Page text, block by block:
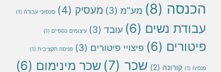
הכנסה (8) מע"מ (3) מעסיק (4) סכסוכי עבודה (1)
עבודת נשים (6) עובד (3) עיצומים כספיים (1)
פיטורים (6) פיצויי פיטורים (3) פניסה תקציבית (1)
פנסיה (1) קורונה (2) שכר (7) שכר מינימום (6)